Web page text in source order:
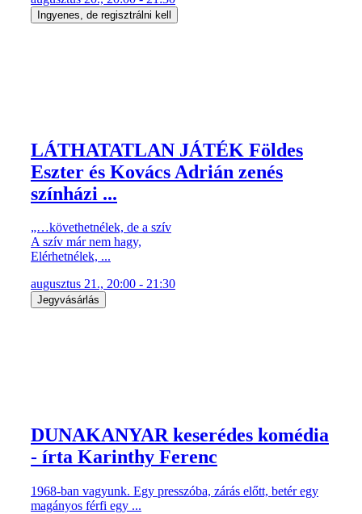
Ingyenes, de regisztrálni kell
LÁTHATATLAN JÁTÉK Földes
Eszter és Kovács Adrián zenés
színházi ...
„…követhetnélek, de a szív
A szív már nem hagy,
Elérhetnélek, ...
augusztus 21., 20:00 - 21:30
Jegyvásárlás
DUNAKANYAR keserédes komédia
- írta Karinthy Ferenc
1968-ban vagyunk. Egy presszóba, zárás előtt, betér egy
magányos férfi egy ...